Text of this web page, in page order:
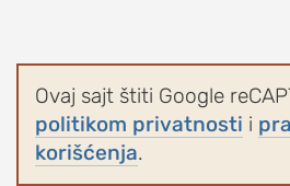
Ovaj sajt štiti Google
politikom privatnosti i
korišćenja.